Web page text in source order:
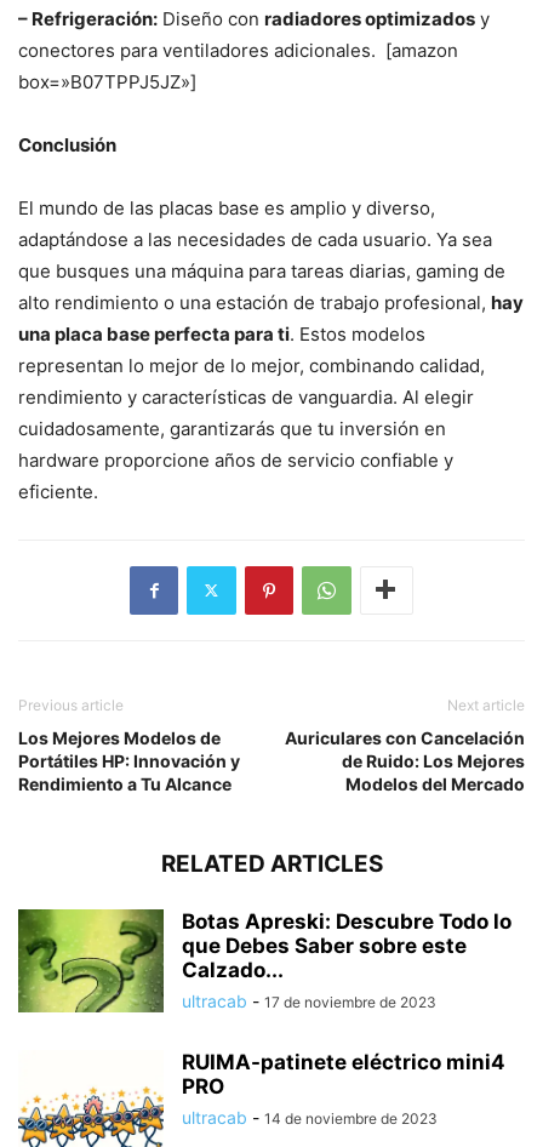
– Refrigeración: Diseño con radiadores optimizados y
conectores para ventiladores adicionales. [amazon
box=»B07TPPJ5JZ»]
Conclusión
El mundo de las placas base es amplio y diverso,
adaptándose a las necesidades de cada usuario. Ya sea
que busques una máquina para tareas diarias, gaming de
alto rendimiento o una estación de trabajo profesional, hay
una placa base perfecta para ti. Estos modelos
representan lo mejor de lo mejor, combinando calidad,
rendimiento y características de vanguardia. Al elegir
cuidadosamente, garantizarás que tu inversión en
hardware proporcione años de servicio confiable y
eficiente.
Previous article
Los Mejores Modelos de
Portátiles HP: Innovación y
Rendimiento a Tu Alcance
Next article
Auriculares con Cancelación
de Ruido: Los Mejores
Modelos del Mercado
RELATED ARTICLES
Botas Apreski: Descubre Todo lo
que Debes Saber sobre este
Calzado...
ultracab - 17 de noviembre de 2023
RUIMA-patinete eléctrico mini4
PRO
ultracab - 14 de noviembre de 2023